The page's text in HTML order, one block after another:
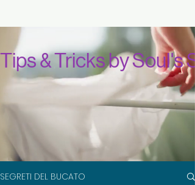
Tips & Tricks by Soul's
SEGRETI DEL BUCATO